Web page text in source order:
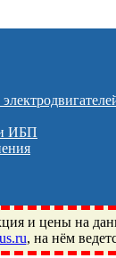
ИБП
и цены на
, на нём